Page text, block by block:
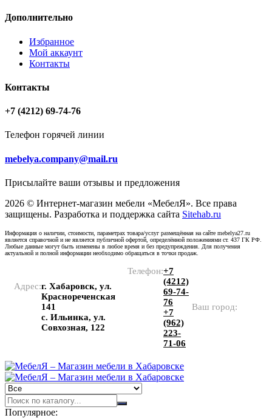
Дополнительно
Избранное
Мой аккаунт
Контакты
Контакты
+7 (4212) 69-74-76
Телефон горячей линии
mebelya.company@mail.ru
Присылайте ваши отзывы и предложения
2026 © Интернет-магазин мебели «МебелЯ». Все права
защищены. Разработка и поддержка сайта Sitehab.ru
Информация о наличии, стоимости, параметрах товара/услуг размещённая на сайте mebelya27.ru
является справочной и не является публичной офертой, определённой положениями ст. 437 ГК РФ.
Любые данные могут быть изменены в любое время и без предупреждения. Для получения
актуальной и полной информации необходимо обращаться в точки продаж.
Адрес:г. Хабаровск, ул.
Краснореченская
141
с. Ильинка, ул.
Совхозная, 122
Телефон:+7
(4212)
69-74-
76
+7
(962)
223-
71-06
Ваш город:
Популярное: